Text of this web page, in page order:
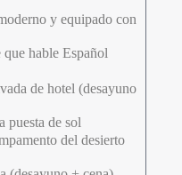
y equipado con
hable Español
de hotel (desayuno
puesta de sol
del desierto